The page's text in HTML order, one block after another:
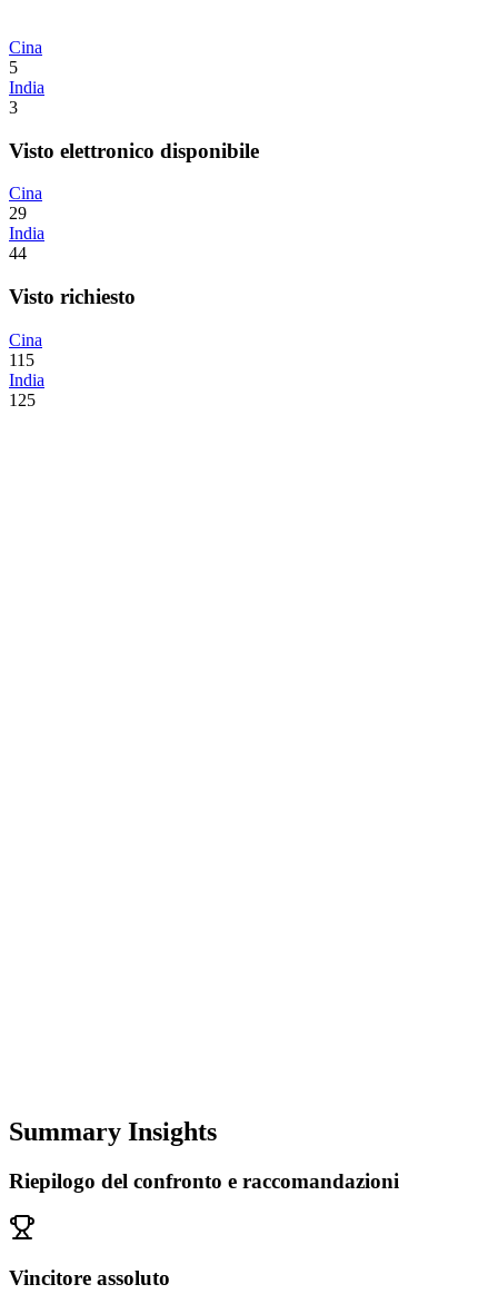
Cina
5
India
3
Visto elettronico disponibile
Cina
29
India
44
Visto richiesto
Cina
115
India
125
Summary Insights
Riepilogo del confronto e raccomandazioni
Vincitore assoluto